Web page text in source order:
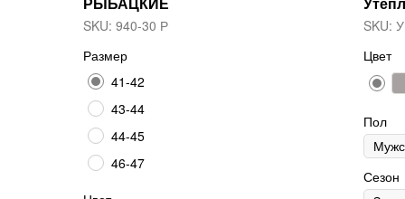
SKU: 940-30 Р
Размер
41-42
43-44
44-45
46-47
SKU:
Цвет
Пол
Сезон